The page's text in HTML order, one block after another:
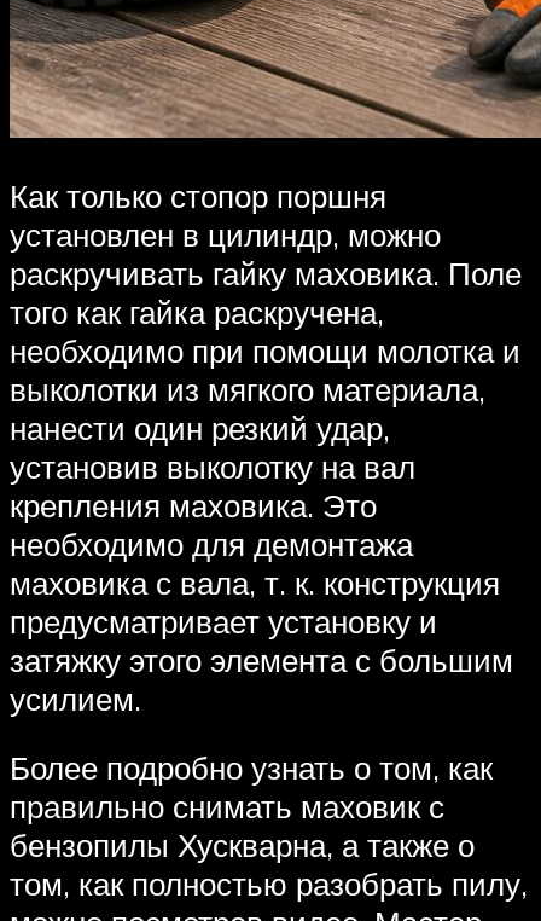
Как только стопор поршня
установлен в цилиндр, можно
раскручивать гайку маховика. Поле
того как гайка раскручена,
необходимо при помощи молотка и
выколотки из мягкого материала,
нанести один резкий удар,
установив выколотку на вал
крепления маховика. Это
необходимо для демонтажа
маховика с вала, т. к. конструкция
предусматривает установку и
затяжку этого элемента с большим
усилием.
Более подробно узнать о том, как
правильно снимать маховик с
бензопилы Хускварна, а также о
том, как полностью разобрать пилу,